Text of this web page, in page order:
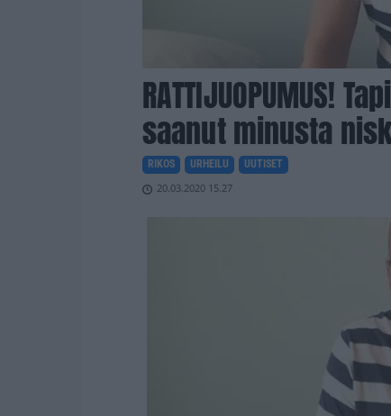
RATTIJUOPUMUS!
saanut minusta
RIKOS URHEILU UUTISET
20.03.2020 15.27